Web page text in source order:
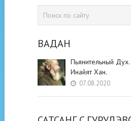
ВАДАН
Пьянительный
Инайят Хан.
07.08.2020